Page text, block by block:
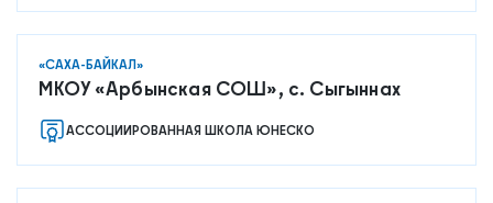
О нас
Контакты
Мероприятия
«САХА-БАЙКАЛ»
МКОУ «Арбынская СОШ», с. Сыгыннах
АССОЦИИРОВАННАЯ ШКОЛА ЮНЕСКО